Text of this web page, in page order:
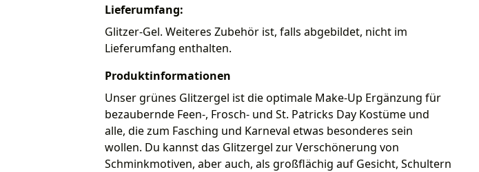
Lieferumfang:
Glitzer-Gel. Weiteres Zubehör ist, falls abgebildet, nicht im
Lieferumfang enthalten.
Produktinformationen
Unser grünes Glitzergel ist die optimale Make-Up Ergänzung für
bezaubernde Feen-, Frosch- und St. Patricks Day Kostüme und
alle, die zum Fasching und Karneval etwas besonderes sein
wollen. Du kannst das Glitzergel zur Verschönerung von
Schminkmotiven, aber auch, als großflächig auf Gesicht, Schultern